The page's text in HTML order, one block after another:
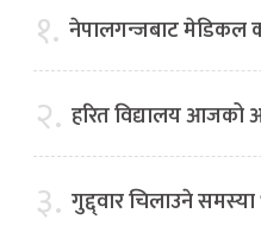
१. नेपालगन्जबाट मेडिकल
२. हरित विद्यालय
३. गुद्द्वार चिलाउने